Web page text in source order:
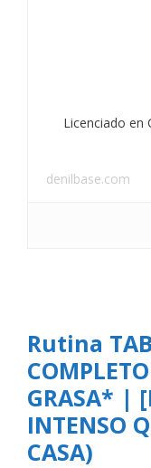
Licenciado en
denilbase.com
Rutina
COMPLETO
GRASA* |
INTENSO
CASA)